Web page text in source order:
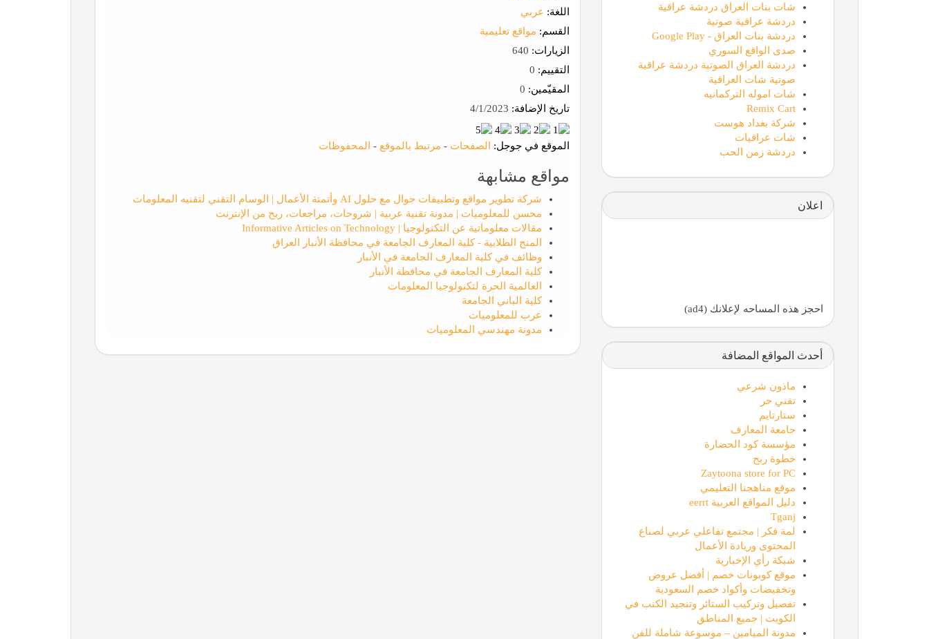
اللغة: عربي
القسم: مواقع تعليمية
الزيارات:
التقييم:
المقيّمين:
تاريخ الإضافة:
الموقع في جوجل: الصفحات - مرتبط بالموقع - المحفوظات
مواقع مشابهة
شركة تطوير مواقع وتطبيقات جوال مع حلول AI وأتمتة الأعمال | الوسام التقني لتقنيه المعلومات
محسن للمعلوميات | مدونة تقنية عربية | شروحات، مراجعات، ربح من الإنترنت
مقالات معلوماتية عن التكنولوجيا | Informative Articles on Technology
المنح الطلابية - كلية المعارف الجامعة في محافظة الأنبار العراق
وظائف في كلية المعارف الجامعة في الأنبار
كلية المعارف الجامعة في محافظة الأنبار
العالمية الحرة لتكنولوجيا المعلومات
كلية الباني الجامعة
عرب للمعلوميات
مدونة مهندسي المعلوميات
شات بنات العراق دردشة عراقية
دردشة عراقية صوتية
دردشة بنات العراق - Google Play
صدى الواقع السوري
دردشة العراق الصوتية دردشة عراقية
صوتية شات العراقية
شات اموله التركمانيه
Remix Cart
شركة بغداد هوست
شات عراقيات
دردشة زمن الحب
اعلان
احجز هذه المساحه لإعلانك (ad4)
أحدث المواقع المضافة
ماذون شرعي
تقني حر
ستارتايم
جامعة المعارف
مؤسسة كود الحضارة
خطوة ربح
Zaytoona store for PC
موقع مناهجنا التعليمي
دليل المواقع العربية eerrt
Tganj
لمة فكر | مجتمع تفاعلي عربي لصناع
المحتوى وريادة الأعمال
شبكة رأي الإخبارية
موقع كوبونات خصم | أفضل عروض
وتخفيضات وأكواد خصم السعودية
تفصيل وتركيب الستائر وتنجيد الكنب في
الكويت | جميع المناطق
مدونة الميامين – موسوعة شاملة للفن